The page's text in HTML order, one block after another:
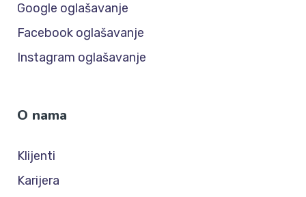
Google oglašavanje
Facebook oglašavanje
Instagram oglašavanje
O nama
Klijenti
Karijera